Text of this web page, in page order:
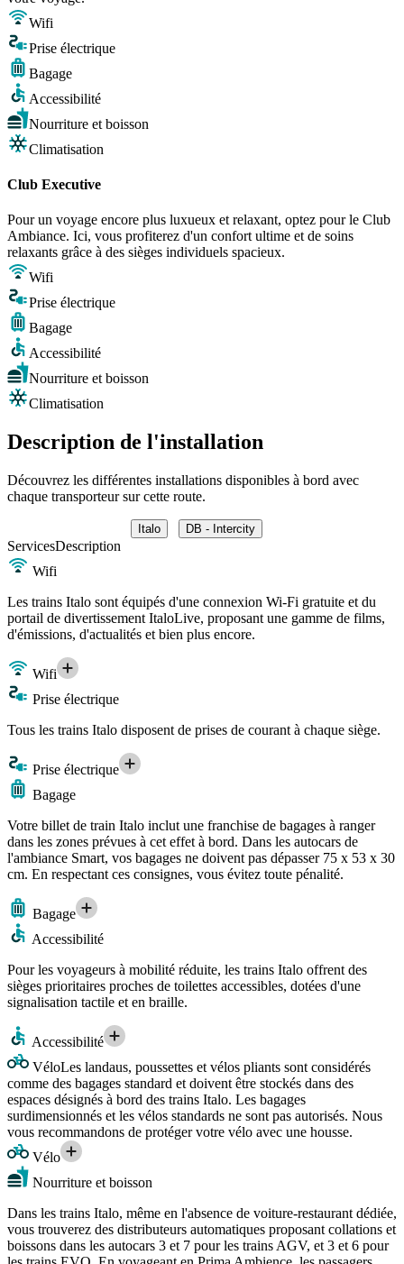
Wifi
Prise électrique
Bagage
Accessibilité
Nourriture et boisson
Climatisation
Club Executive
Pour un voyage encore plus luxueux et relaxant, optez pour le Club
Ambiance. Ici, vous profiterez d'un confort ultime et de soins
relaxants grâce à des sièges individuels spacieux.
Wifi
Prise électrique
Bagage
Accessibilité
Nourriture et boisson
Climatisation
Description de l'installation
Découvrez les différentes installations disponibles à bord avec
chaque transporteur sur cette route.
Italo DB - Intercity
ServicesDescription
Wifi
Les trains Italo sont équipés d'une connexion Wi-Fi gratuite et du
portail de divertissement ItaloLive, proposant une gamme de films,
d'émissions, d'actualités et bien plus encore.
Wifi
Prise électrique
Tous les trains Italo disposent de prises de courant à chaque siège.
Prise électrique
Bagage
Votre billet de train Italo inclut une franchise de bagages à ranger
dans les zones prévues à cet effet à bord. Dans les autocars de
l'ambiance Smart, vos bagages ne doivent pas dépasser 75 x 53 x 30
cm. En respectant ces consignes, vous évitez toute pénalité.
Bagage
Accessibilité
Pour les voyageurs à mobilité réduite, les trains Italo offrent des
sièges prioritaires proches de toilettes accessibles, dotées d'une
signalisation tactile et en braille.
Accessibilité
VéloLes landaus, poussettes et vélos pliants sont considérés
comme des bagages standard et doivent être stockés dans des
espaces désignés à bord des trains Italo. Les bagages
surdimensionnés et les vélos standards ne sont pas autorisés. Nous
vous recommandons de protéger votre vélo avec une housse.
Vélo
Nourriture et boisson
Dans les trains Italo, même en l'absence de voiture-restaurant dédiée,
vous trouverez des distributeurs automatiques proposant collations et
boissons dans les autocars 3 et 7 pour les trains AGV, et 3 et 6 pour